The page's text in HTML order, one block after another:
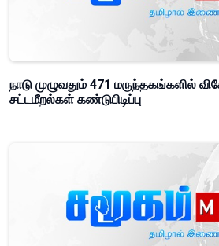
நாடு முழுவதும் 471 மருந்தகங்களில்
சட்டமீறல்கள் கண்டுபிடிப்பு